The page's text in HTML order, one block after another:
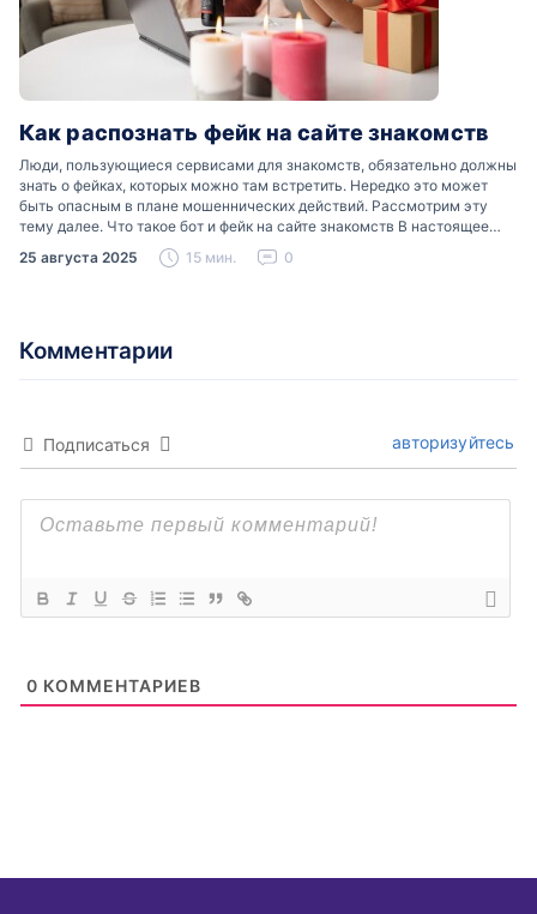
Как распознать фейк на сайте знакомств
Люди, пользующиеся сервисами для знакомств, обязательно должны
знать о фейках, которых можно там встретить. Нередко это может
быть опасным в плане мошеннических действий. Рассмотрим эту
тему далее. Что такое бот и фейк на сайте знакомств В настоящее
время можно встретить свою…
25 августа 2025 15 мин. 0
Комментарии
Подписаться авторизуйтесь
0 КОММЕНТАРИЕВ